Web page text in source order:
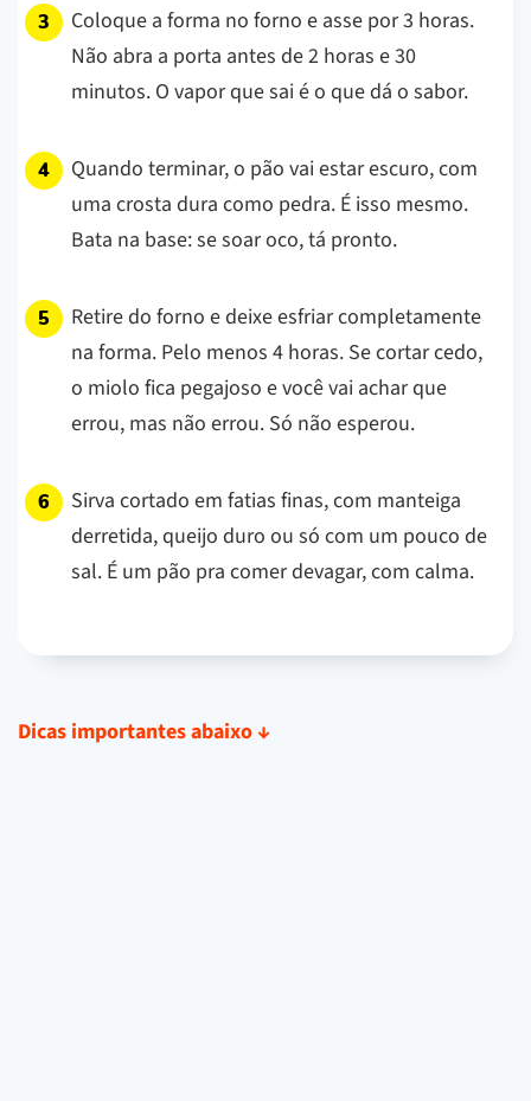
Coloque a forma no forno e asse por 3 horas.
Não abra a porta antes de 2 horas e 30
minutos. O vapor que sai é o que dá o sabor.
Quando terminar, o pão vai estar escuro, com
uma crosta dura como pedra. É isso mesmo.
Bata na base: se soar oco, tá pronto.
Retire do forno e deixe esfriar completamente
na forma. Pelo menos 4 horas. Se cortar cedo,
o miolo fica pegajoso e você vai achar que
errou, mas não errou. Só não esperou.
Sirva cortado em fatias finas, com manteiga
derretida, queijo duro ou só com um pouco de
sal. É um pão pra comer devagar, com calma.
Dicas importantes abaixo ↓